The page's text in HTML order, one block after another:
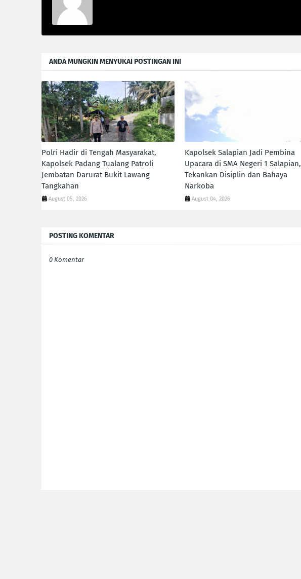
ANDA MUNGKIN MENYUKAI POSTINGAN INI
Polri Hadir di Tengah Masyarakat,
Kapolsek Padang Tualang Patroli
Jembatan Darurat Bukit Lawang
Tangkahan
August 05, 2026
Kapolsek Salapian Jadi Pembina
Upacara di SMA Negeri 1 Salapian,
Tekankan Disiplin dan Bahaya
Narkoba
August 04, 2026
POSTING KOMENTAR
0 Komentar